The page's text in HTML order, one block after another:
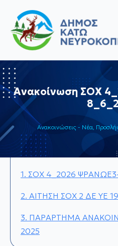
Ανακοίνωση ΣΟΧ
Ανακοινώσεις - Νέα
1. ΣΟΧ 4_2026
2. ΑΙΤΗΣΗ ΣΟΧ 2 ΔΕ ΥΕ
3. ΠΑΡΑΡΤΗΜΑ
2025